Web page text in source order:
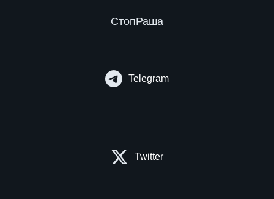
СтопРаша
Telegram
Twitter